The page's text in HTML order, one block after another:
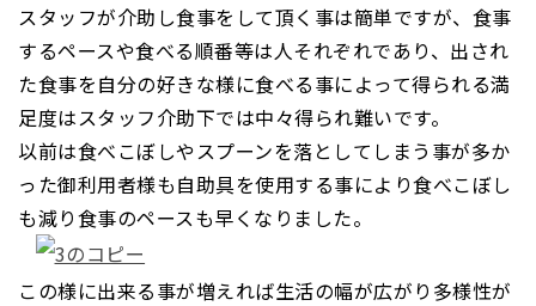
スタッフが介助し食事をして頂く事は簡単ですが、食事
するペースや食べる順番等は人それぞれであり、出され
た食事を自分の好きな様に食べる事によって得られる満
足度はスタッフ介助下では中々得られ難いです。
以前は食べこぼしやスプーンを落としてしまう事が多か
った御利用者様も自助具を使用する事により食べこぼし
も減り食事のペースも早くなりました。
この様に出来る事が増えれば生活の幅が広がり多様性が